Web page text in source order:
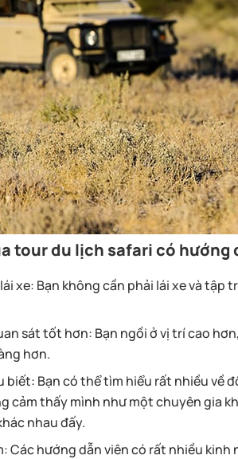
tour du lịch safari có hướng
xe: Bạn không cần phải lái xe và tập
sát tốt hơn: Bạn ngồi ở vị trí cao
hơn.
biết: Bạn có thể tìm hiểu rất nhiều về
cảm thấy mình như một chuyên gia
nhau đấy.
: Các hướng dẫn viên có rất nhiều kinh